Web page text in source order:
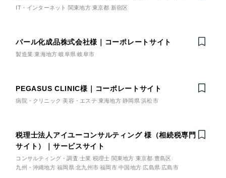
IT・インターネット 関東地方 東京都 新宿区
パール化成品株式会社様｜コーポレートサイト
製造業 東海地方 岐阜県 岐阜市
PEGASUS CLINIC様｜コーポレートサイト
病院・クリニック 美容・エステ 東海地方 静岡県 浜松市
税理士法人アイユーコンサルティング 様（相続税専門
サイト）｜サービスサイト
コンサルティング・調査 士業 税理士 関東地方 東京都 豊島区
九州・沖縄地方 福岡県 北九州市 福岡市 中国地方 広島県 広島市